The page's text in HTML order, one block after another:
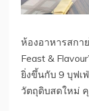
ห้องอาหารสกา
Feast &
ยิ่งขึ้นกับ 9 บุฟเ
วัตถุดิบสดใหม่